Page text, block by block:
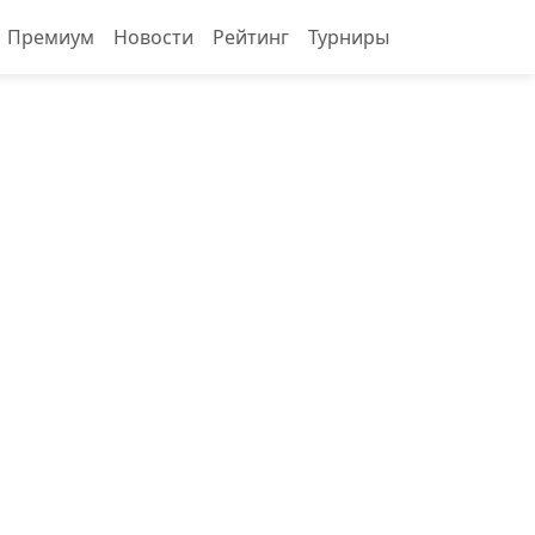
Премиум Новости Рейтинг Турниры